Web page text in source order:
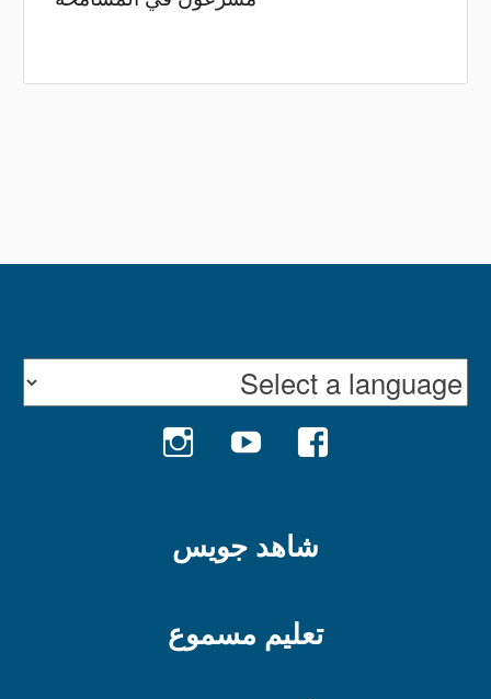
FACEBOOK
YOUTUBE
شاهد جويس
تعليم مسموع